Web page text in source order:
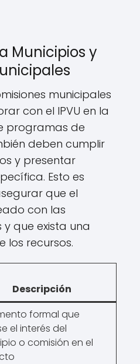
Municipios y
municipales
con el IPVU en la
programas de
deben cumplir
y presentar
Esto es
que el
con las
que exista una
los recursos.
Descripción
formal que
el interés del
o comisión en el